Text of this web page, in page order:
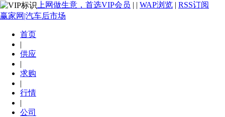
上网做生意，首选VIP会员 | | WAP浏览 | RSS订阅
赢家网|汽车后市场
首页
|
供应
|
求购
|
行情
|
公司